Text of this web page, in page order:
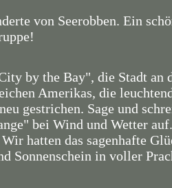
von Seerobben. Ein
by the Bay", die Stadt an
Amerikas, die
gestrichen. Sage und
bei Wind und Wetter
hatten das sagenhafte
Sonnenschein in voller